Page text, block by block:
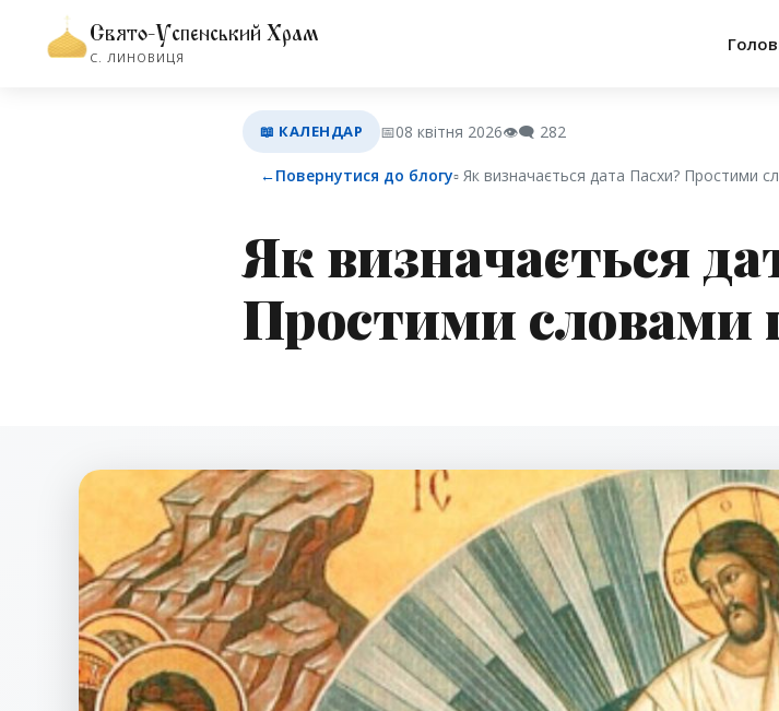
Свято-Успенський Храм
С. ЛИНОВИЦЯ
📖 КАЛЕНДАР 📅08 квітня 2026👁️‍🗨️ 282
←Повернутися до блогу▫︎ Як визначається дата Пасхи? Простими
Як визначається
Простими словами